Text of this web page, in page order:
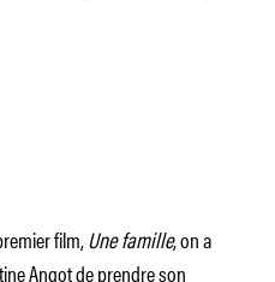
film,Une famille, on a
Angot de prendre son